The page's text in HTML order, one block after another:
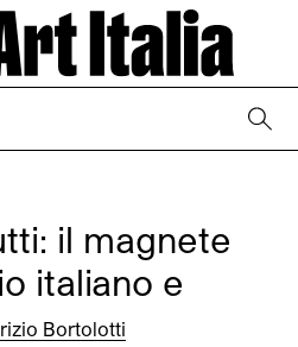
il magnete
italiano e
Bortolotti